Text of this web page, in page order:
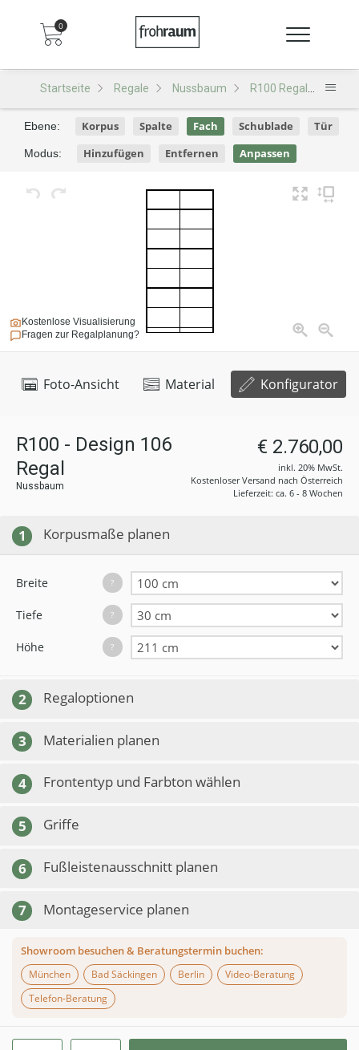
0
Startseite Regale Nussbaum R100 Regal
Foto-Ansicht Material Konfigurator
Kostenlose Visualisierung
Fragen zur Regalplanung?
Ebene: Korpus Spalte Fach Schublade Tür
Modus: Hinzufügen Entfernen Anpassen
R100 - Design 106
Regal
Nussbaum
€ 2.760,00
inkl. 20% MwSt.
Kostenloser Versand nach Österreich
Lieferzeit: ca. 6 - 8 Wochen
1 Korpusmaße planen
Breite ?
Tiefe ?
Höhe ?
2 Regaloptionen
3 Materialien planen
4 Frontentyp und Farbton wählen
5 Griffe
6 Fußleistenausschnitt planen
7 Montageservice planen
Showroom besuchen & Beratungstermin buchen:
München
Bad Säckingen Berlin
Video-Beratung
Telefon-Beratung